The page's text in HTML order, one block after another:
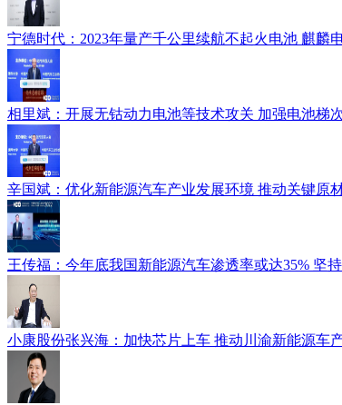
宁德时代：2023年量产千公里续航不起火电池 麒麟
相里斌：开展无钴动力电池等技术攻关 加强电池梯
辛国斌：优化新能源汽车产业发展环境 推动关键原
王传福：今年底我国新能源汽车渗透率或达35% 坚
小康股份张兴海：加快芯片上车 推动川渝新能源车